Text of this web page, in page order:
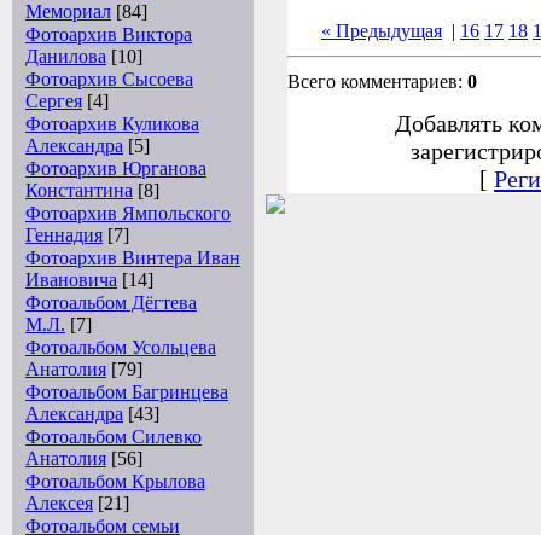
Мемориал [84]
Фотоархив Виктора
Данилова [10]
Фотоархив Сысоева
Сергея [4]
Фотоархив Куликова
Александра [5]
Фотоархив Юрганова
Константина [8]
Фотоархив Ямпольского
Геннадия [7]
Фотоархив Винтера Иван
Ивановича [14]
Фотоальбом Дёгтева
М.Л. [7]
Фотоальбом Усольцева
Анатолия [79]
Фотоальбом Багринцева
Александра [43]
Фотоальбом Силевко
Анатолия [56]
Фотоальбом Крылова
Алексея [21]
Фотоальбом семьи
« Предыдущая | 16 17 18
Всего комментариев: 0
Добавлять
[